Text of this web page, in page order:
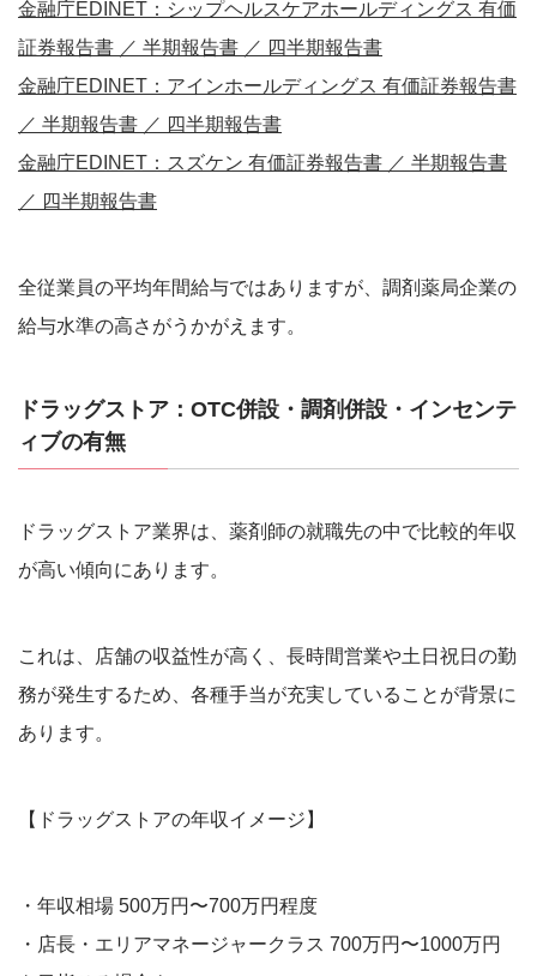
金融庁EDINET：シップヘルスケアホールディングス 有価
証券報告書 ／ 半期報告書 ／ 四半期報告書
金融庁EDINET：アインホールディングス 有価証券報告書
／ 半期報告書 ／ 四半期報告書
金融庁EDINET：スズケン 有価証券報告書 ／ 半期報告書
／ 四半期報告書
全従業員の平均年間給与ではありますが、調剤薬局企業の
給与水準の高さがうかがえます。
ドラッグストア：OTC併設・調剤併設・インセンテ
ィブの有無
ドラッグストア業界は、薬剤師の就職先の中で比較的年収
が高い傾向にあります。
これは、店舗の収益性が高く、長時間営業や土日祝日の勤
務が発生するため、各種手当が充実していることが背景に
あります。
【ドラッグストアの年収イメージ】
・年収相場 500万円〜700万円程度
・店長・エリアマネージャークラス 700万円〜1000万円